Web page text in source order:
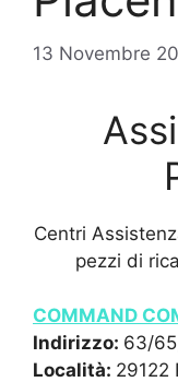
13 Novembre
Centri
pezzi di
COMMAND
Indirizzo: 63/
Località: 29122